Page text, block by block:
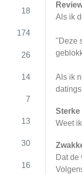
18
174
26
14
7
13
30
16
Als ik
"Deze
Als ik
Sterke
Weet
Dat de